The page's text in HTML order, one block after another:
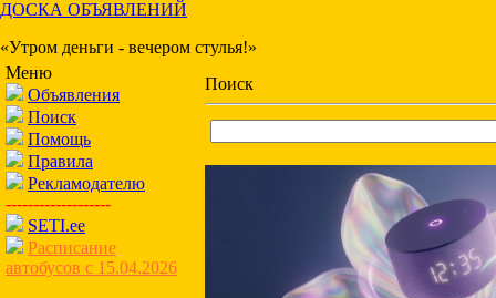
ДОСКА ОБЪЯВЛЕНИЙ
«Утром деньги - вечером стулья!»
Меню
Объявления
Поиск
Помощь
Правила
Рекламодателю
-------------------
SETI.ee
Расписание
автобусов с 15.04.2026
Поиск